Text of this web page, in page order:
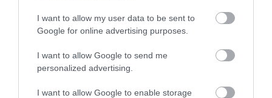
I want to allow my user data to be sent to
Google for online advertising purposes.
I want to allow Google to send me
personalized advertising.
I want to allow Google to enable storage
One Teaspoon And All The Worms In The Body
Die Instantly